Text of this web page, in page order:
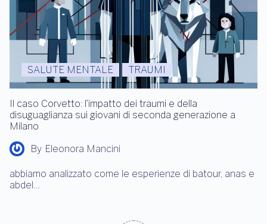
SALUTE MENTALE TRAUMI
Il caso Corvetto: l’impatto dei traumi e della
disuguaglianza sui giovani di seconda generazione a
Milano
By Eleonora Mancini
abbiamo analizzato come le esperienze di batour, anas e
abdel…